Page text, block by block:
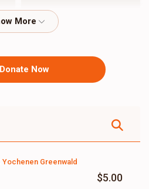
Donate Now
Yochenen Greenwald
$5.00